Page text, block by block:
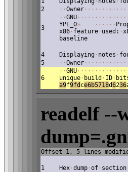
2
· ·Owner · · · · · · · · · · · ·
3
· ·GNU · · · · · · · · · · · · · ·
YPE_0» · · · · · ·
x86 · feature · used: ·
baseline
4 Displaying · notes ·
5
· ·Owner · · · · · · · · · · · ·
6
· ·GNU · · · · · · · · · · · · · ·
unique · build · ID ·
a9f9fd ce6b5718d6236
readelf --
Offset 1, 5 lines
1 Hex ·dump ·of · section